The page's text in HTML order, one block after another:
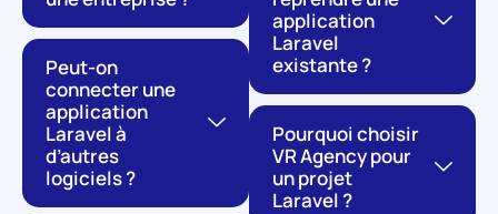
Peut-on
connecter une
application
Laravel à
d’autres
logiciels ?
application
Laravel
existante ?
Pourquoi choisir
VR Agency pour
un projet
Laravel ?